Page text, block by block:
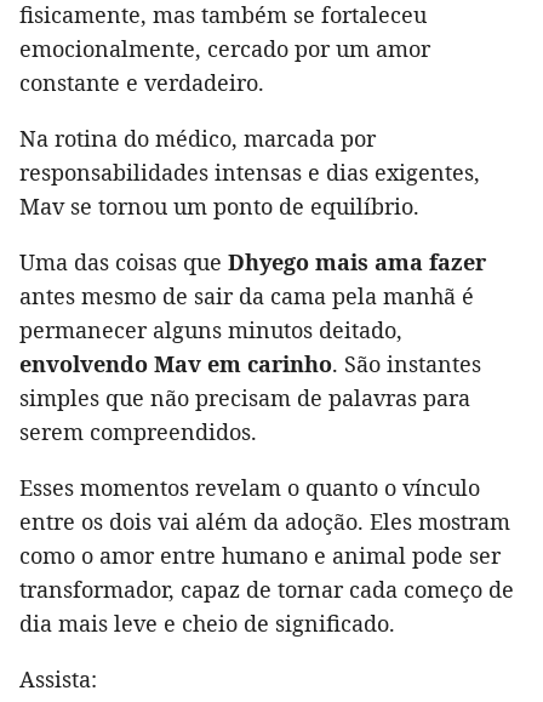
fisicamente, mas também se fortaleceu
emocionalmente, cercado por um amor
constante e verdadeiro.
Na rotina do médico, marcada por
responsabilidades intensas e dias exigentes,
Mav se tornou um ponto de equilíbrio.
Uma das coisas que Dhyego mais ama fazer
antes mesmo de sair da cama pela manhã é
permanecer alguns minutos deitado,
envolvendo Mav em carinho. São instantes
simples que não precisam de palavras para
serem compreendidos.
Esses momentos revelam o quanto o vínculo
entre os dois vai além da adoção. Eles mostram
como o amor entre humano e animal pode ser
transformador, capaz de tornar cada começo de
dia mais leve e cheio de significado.
Assista: